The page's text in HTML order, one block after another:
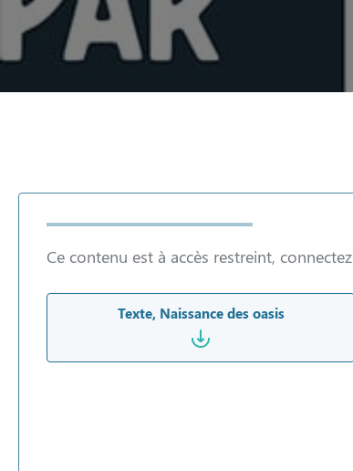
Ce contenu est à accès restreint,
Texte, Naissance des oasis